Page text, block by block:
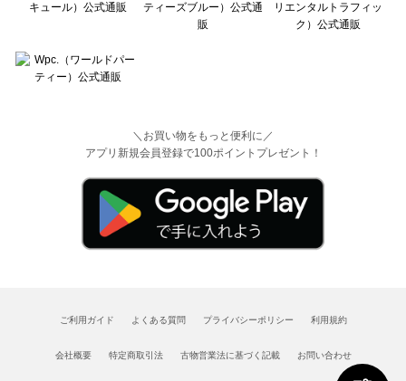
＼お買い物をもっと便利に／
アプリ新規会員登録で100ポイントプレゼント！
ご利用ガイド よくある質問 プライバシーポリシー 利用規約
会社概要 特定商取引法 古物営業法に基づく記載 お問い合わせ